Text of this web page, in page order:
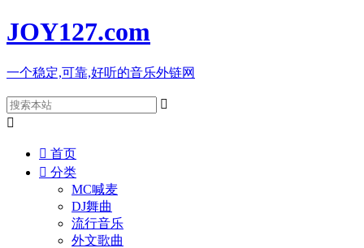
JOY127.com
一个稳定,可靠,好听的音乐外链网


 首页
 分类
MC喊麦
DJ舞曲
流行音乐
外文歌曲